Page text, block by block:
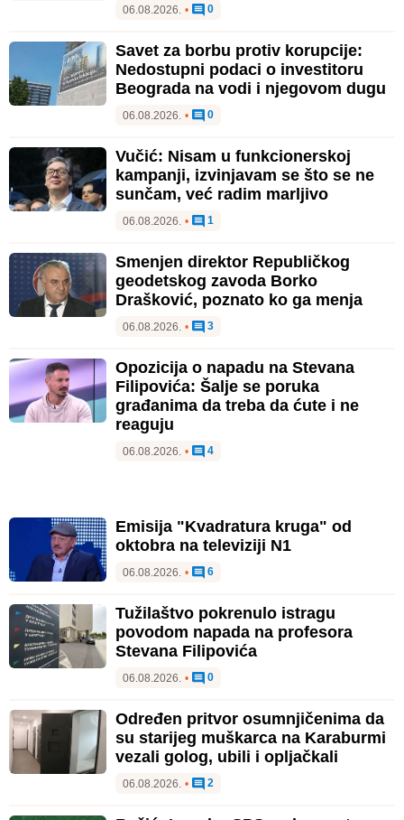
06.08.2026. • 0
Savet za borbu protiv korupcije:
Nedostupni podaci o investitoru
Beograda na vodi i njegovom dugu
06.08.2026. • 0
Vučić: Nisam u funkcionerskoj
kampanji, izvinjavam se što se ne
sunčam, već radim marljivo
06.08.2026. • 1
Smenjen direktor Republičkog
geodetskog zavoda Borko
Drašković, poznato ko ga menja
06.08.2026. • 3
Opozicija o napadu na Stevana
Filipovića: Šalje se poruka
građanima da treba da ćute i ne
reaguju
06.08.2026. • 4
Emisija "Kvadratura kruga" od
oktobra na televiziji N1
06.08.2026. • 6
Tužilaštvo pokrenulo istragu
povodom napada na profesora
Stevana Filipovića
06.08.2026. • 0
Određen pritvor osumnjičenima da
su starijeg muškarca na Karaburmi
vezali golog, ubili i opljačkali
06.08.2026. • 2